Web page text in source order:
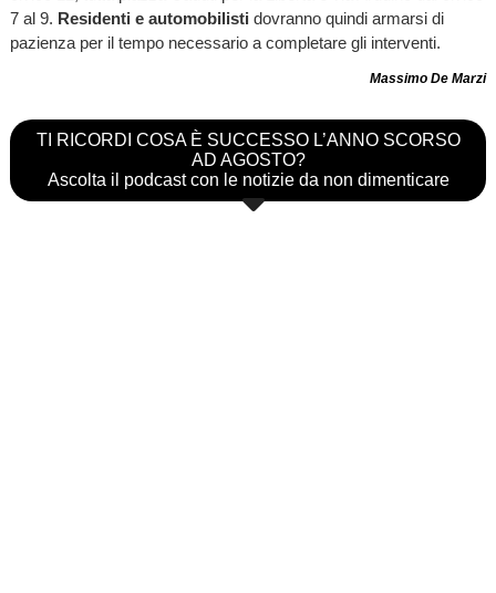
7 al 9. Residenti e automobilisti dovranno quindi armarsi di
pazienza per il tempo necessario a completare gli interventi.
Massimo De Marzi
TI RICORDI COSA È SUCCESSO L’ANNO SCORSO
AD AGOSTO?
Ascolta il podcast con le notizie da non dimenticare